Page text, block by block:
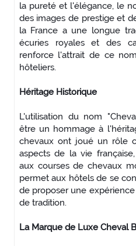
la pureté et l'élégance, le
des images de prestige et
la France a une longue
écuries royales et des
renforce l'attrait de ce
hôteliers.
Héritage Historique
L'utilisation du nom
être un hommage à
chevaux ont joué un rôle
aspects de la vie
aux courses de chevaux
permet aux hôtels de se
de proposer une
de tradition.
La Marque de Luxe Cheval